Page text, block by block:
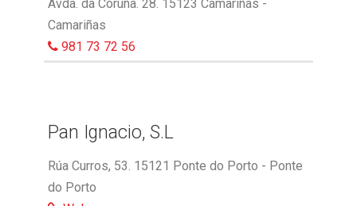
Avda. da Coruña. 28. 15123 Camariñas -
Camariñas
981 73 72 56
Pan Ignacio, S.L
Rúa Curros, 53. 15121 Ponte do Porto - Ponte
do Porto